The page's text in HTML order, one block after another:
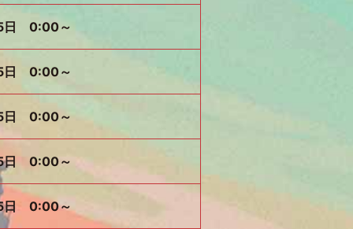
日 0:00～
日 0:00～
日 0:00～
日 0:00～
日 0:00～